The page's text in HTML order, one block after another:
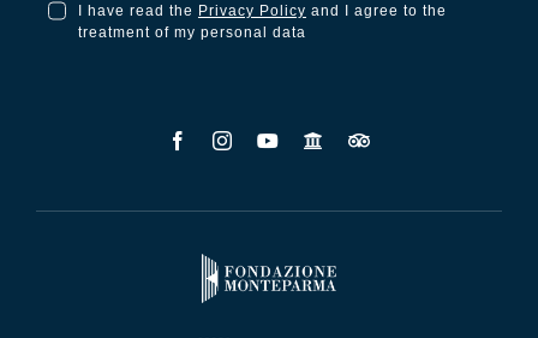
I have read the Privacy Policy and I agree to the
treatment of my personal data